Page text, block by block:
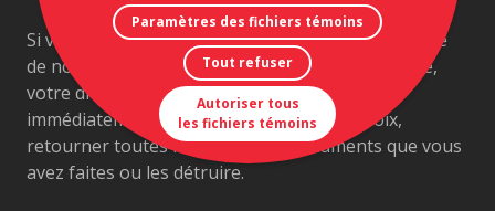
Si vous imprimez, copiez ou téléchargez une partie
de notre site en violation de la présente Politique,
votre droit d’utiliser notre site sera résilié
immédiatement et vous devrez, à notre choix,
retourner toutes les copies des documents que vous
avez faites ou les détruire.
Paramètres des fichiers témoins
Tout refuser
Autoriser tous
les fichiers témoins